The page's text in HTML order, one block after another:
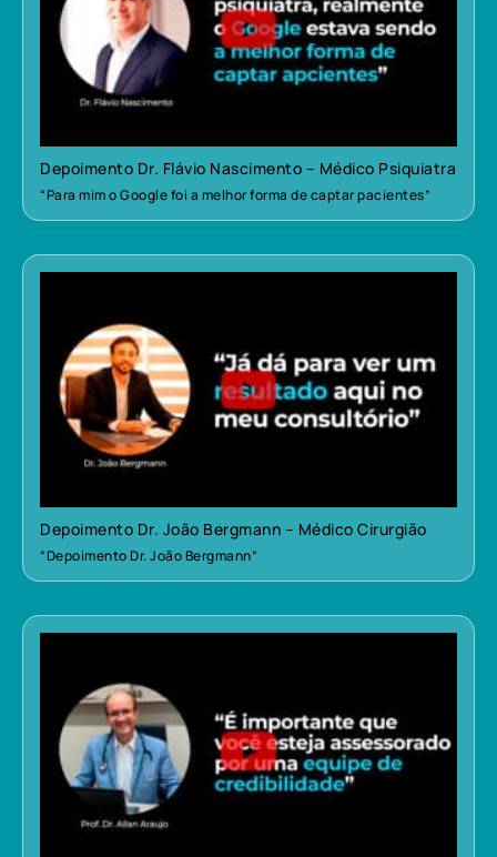
Depoimento Dr. Flávio Nascimento – Médico Psiquiatra
“Para mim o Google foi a melhor forma de captar pacientes”
Depoimento Dr. João Bergmann – Médico Cirurgião
“Depoimento Dr. João Bergmann”